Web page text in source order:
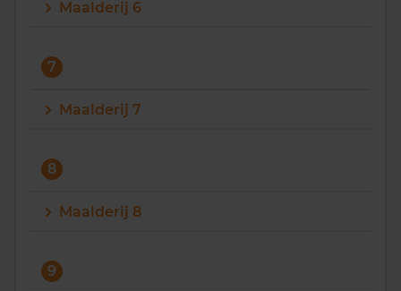
Maalderij 6
7
Maalderij 7
8
Maalderij 8
9